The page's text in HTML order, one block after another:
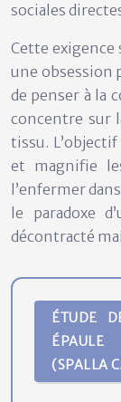
sociales
Cette
une obsession
de penser à la
concentre sur
tissu.
et magnifie
l’enfermer
le paradoxe
décontracté
ÉTUDE
(SPALLA